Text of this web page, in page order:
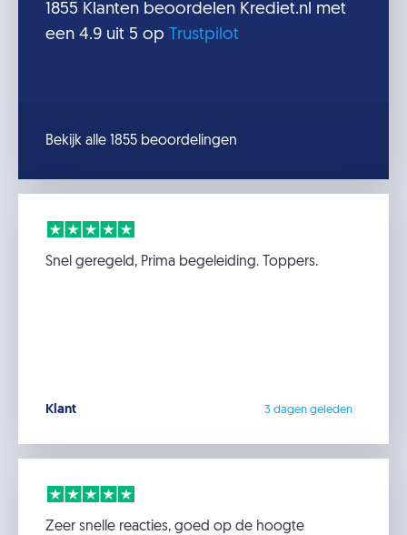
1855 Klanten beoordelen Krediet.nl met
een 4.9 uit 5 op Trustpilot
Bekijk alle 1855 beoordelingen
Snel geregeld, Prima begeleiding. Toppers.
Klant 3 dagen geleden
Zeer snelle reacties, goed op de hoogte